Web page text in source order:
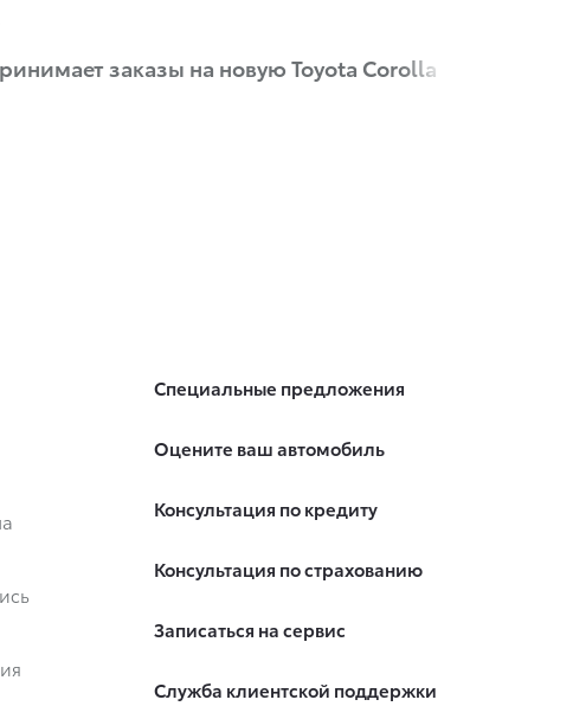
заказы на новую Toyota Corolla
Специальные предложения
Оцените ваш автомобиль
Консультация по кредиту
Консультация по страхованию
Записаться на сервис
Служба клиентской поддержки